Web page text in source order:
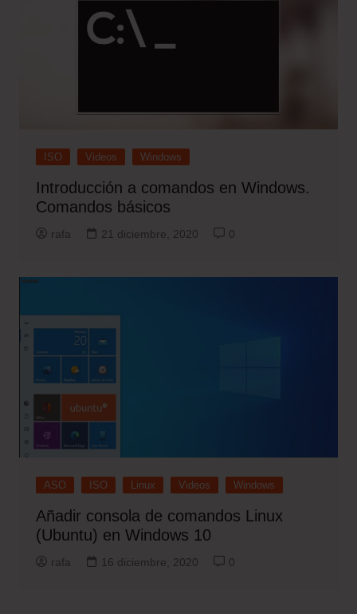
ISO Videos Windows
Introducción a comandos en Windows.
Comandos básicos
rafa 21 diciembre, 2020 0
ASO ISO Linux Videos Windows
Añadir consola de comandos Linux
(Ubuntu) en Windows 10
rafa 16 diciembre, 2020 0